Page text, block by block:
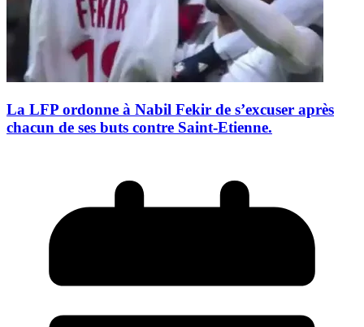
La LFP ordonne à Nabil Fekir de s’excuser après
chacun de ses buts contre Saint-Etienne.